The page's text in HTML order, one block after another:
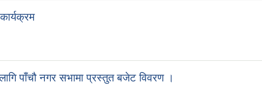
पाँचौ नगर सभामा प्रस्तुत बजेट विवरण ।